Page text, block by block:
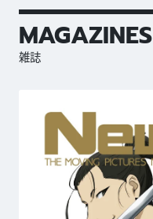
MAGAZINES
雑誌